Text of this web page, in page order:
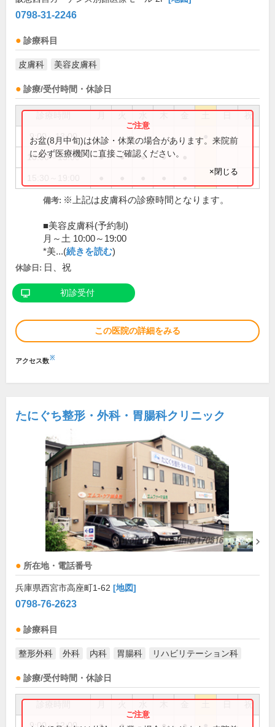
0798-31-2246
診療科目
皮膚科 美容皮膚科
診療/受付時間・休診日
祝
9:00～13:00
10:00～13:00 ● ● ● ●
お盆(8月中旬)は休診・休業の場合があります。来院前
に必ず医療機関に直接ご確認ください。
×閉じる
備考: ※上記は皮膚科の診療時間となります。
■美容皮膚科(予約制)
月～土 10:00～19:00
*美...(続きを読む)
休診日: 日、祝
初診受付
この医院の詳細をみる
アクセス数※
たにぐち整形・外科・胃腸科クリニック
所在地・電話番号
兵庫県西宮市高座町1-62 [地図]
0798-76-2623
診療科目
整形外科 外科 内科 胃腸科 リハビリテーション科
診療/受付時間・休診日
祝